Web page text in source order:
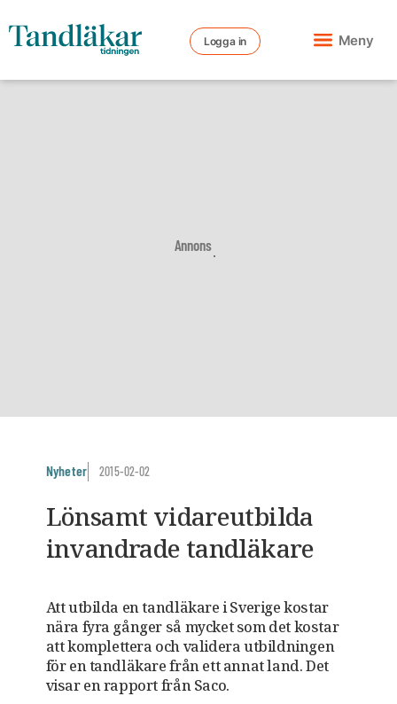
Logga in Meny
Annons
Nyheter 2015-02-02
Lönsamt vidareutbilda
invandrade tandläkare
Att utbilda en tandläkare i Sverige kostar
nära fyra gånger så mycket som det kostar
att komplettera och validera utbildningen
för en tandläkare från ett annat land. Det
visar en rapport från Saco.